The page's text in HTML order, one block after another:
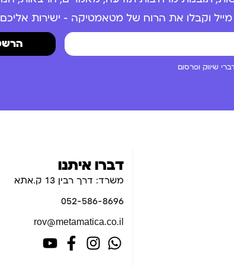
מייל וקבלו את הרוח של מטאמטיקה – ישירות
שיווק ופרסום
דברו איתנו
משרד: דרך רבין 13 ק.אתא
052-586-8696
rov@metamatica.co.il